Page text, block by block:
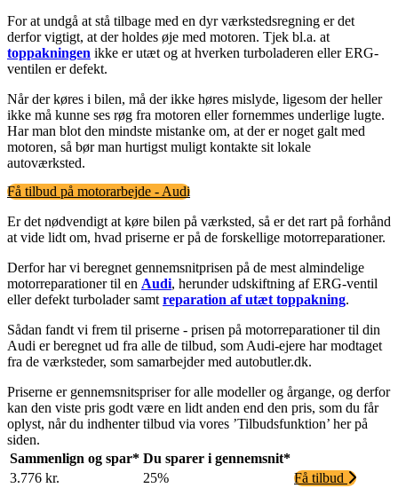
For at undgå at stå tilbage med en dyr værkstedsregning er det
derfor vigtigt, at der holdes øje med motoren. Tjek bl.a. at
toppakningen ikke er utæt og at hverken turboladeren eller ERG-
ventilen er defekt.
Når der køres i bilen, må der ikke høres mislyde, ligesom der heller
ikke må kunne ses røg fra motoren eller fornemmes underlige lugte.
Har man blot den mindste mistanke om, at der er noget galt med
motoren, så bør man hurtigst muligt kontakte sit lokale
autoværksted.
Få tilbud på motorarbejde - Audi
Er det nødvendigt at køre bilen på værksted, så er det rart på forhånd
at vide lidt om, hvad priserne er på de forskellige motorreparationer.
Derfor har vi beregnet gennemsnitprisen på de mest almindelige
motorreparationer til en Audi, herunder udskiftning af ERG-ventil
eller defekt turbolader samt reparation af utæt toppakning.
Sådan fandt vi frem til priserne - prisen på motorreparationer til din
Audi er beregnet ud fra alle de tilbud, som Audi-ejere har modtaget
fra de værksteder, som samarbejder med autobutler.dk.
Priserne er gennemsnitspriser for alle modeller og årgange, og derfor
kan den viste pris godt være en lidt anden end den pris, som du får
oplyst, når du indhenter tilbud via vores ’Tilbudsfunktion’ her på
siden.
Sammenlign og spar* Du sparer i gennemsnit*
3.776 kr.
25%
Få tilbud